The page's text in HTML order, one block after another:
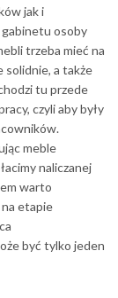
jak i
gabinetu osoby
trzeba mieć na
solidnie, a także
tu przede
czyli aby były
meble
naliczanej
warto
etapie
być tylko jeden